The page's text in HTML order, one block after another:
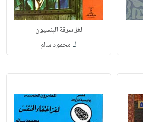
لغز سرقة البنسيون
لـ محمود سالم